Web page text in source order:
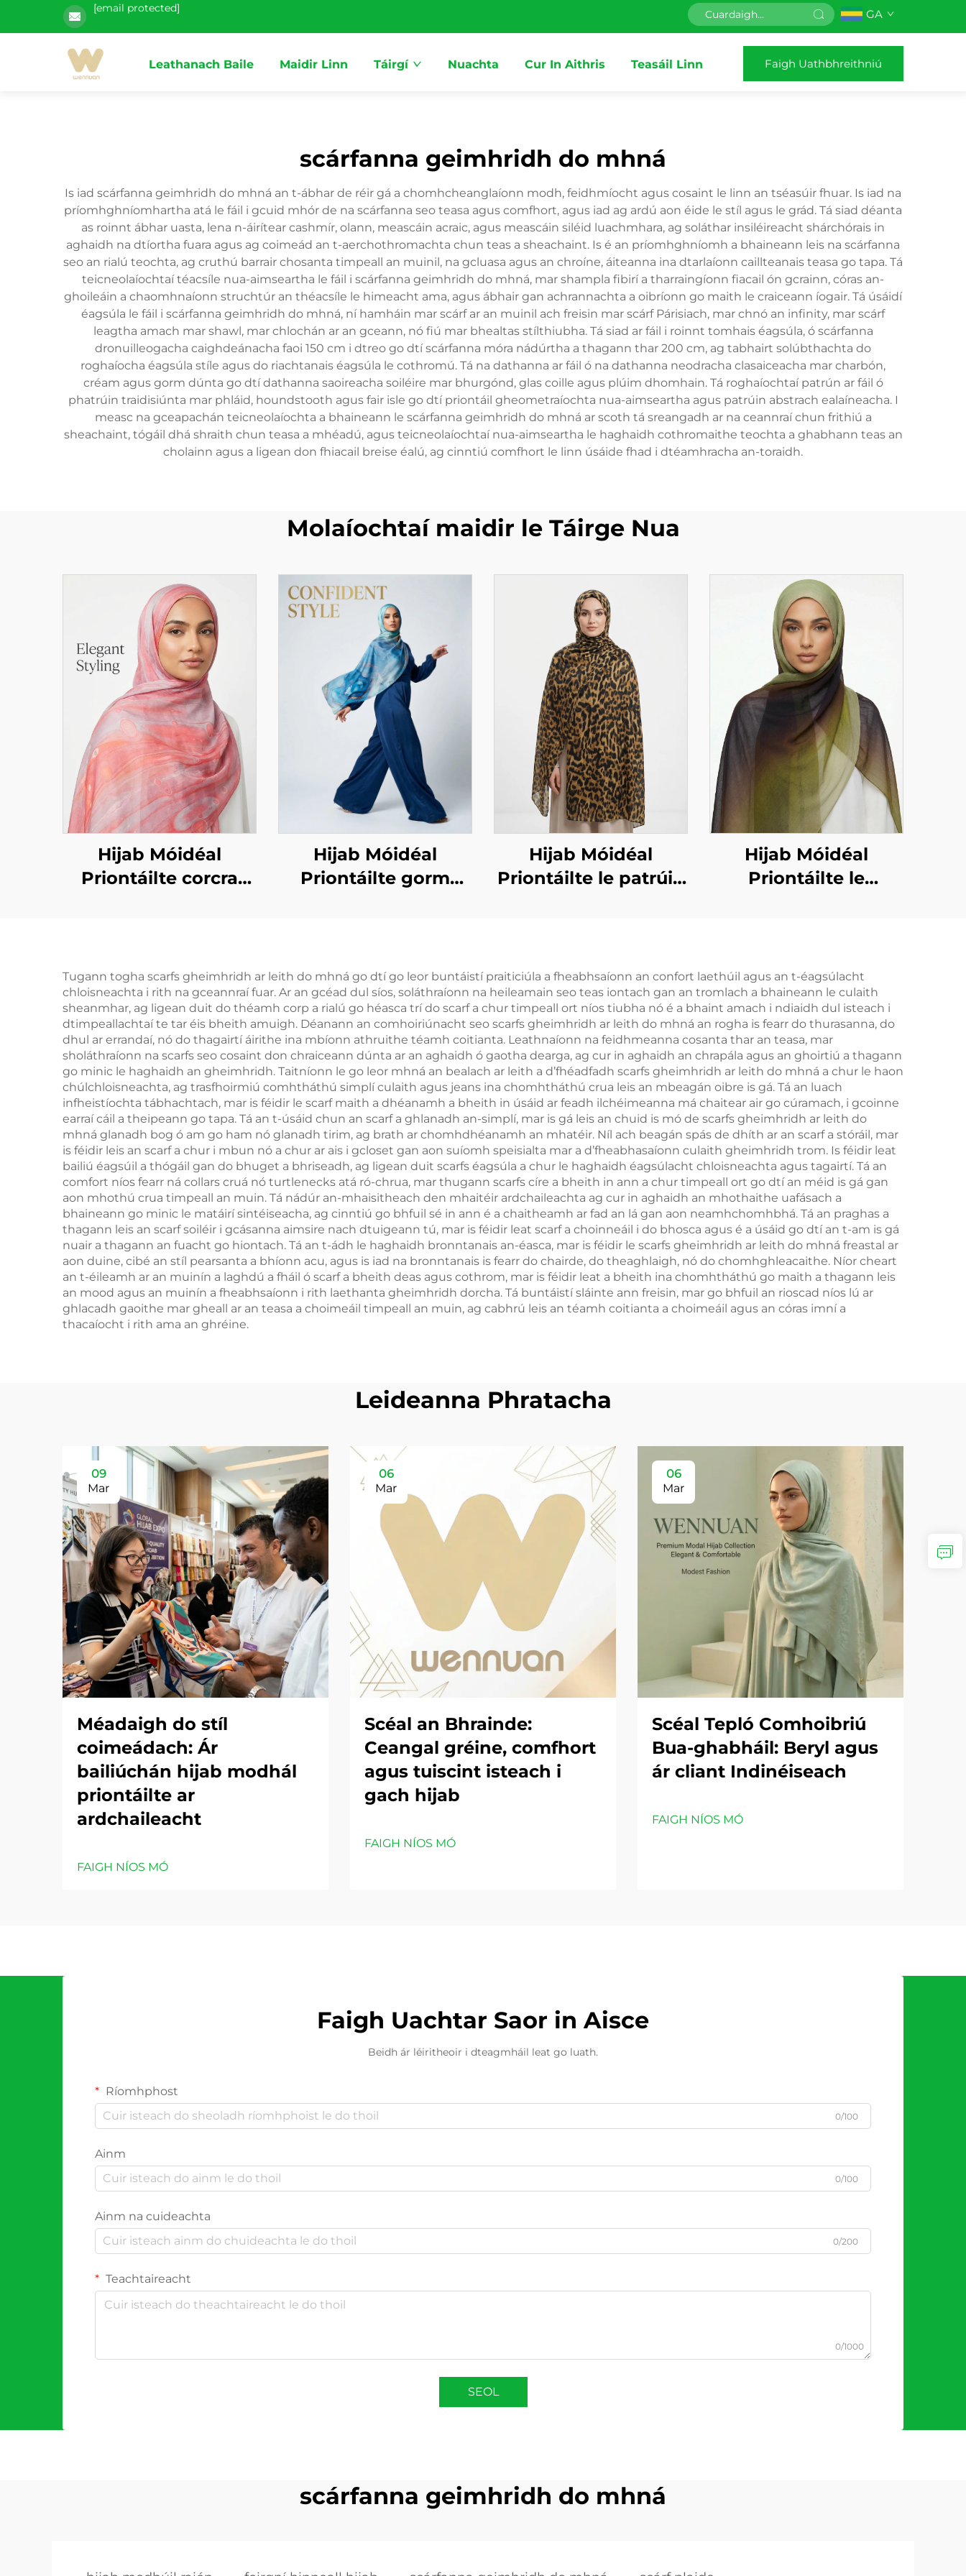
[email protected] GA
Leathanach Baile Maidir Linn Táirgí Nuachta Cur In Aithris Teasáil Linn Faigh Uathbhreithniú
scárfanna geimhridh do mhná
Is iad scárfanna geimhridh do mhná an t-ábhar de réir gá a chomhcheanglaíonn modh, feidhmíocht agus cosaint le linn an tséasúir fhuar. Is iad na
príomhghníomhartha atá le fáil i gcuid mhór de na scárfanna seo teasa agus comfhort, agus iad ag ardú aon éide le stíl agus le grád. Tá siad déanta
as roinnt ábhar uasta, lena n-áirítear cashmír, olann, meascáin acraic, agus meascáin siléid luachmhara, ag soláthar insiléireacht shárchórais in
aghaidh na dtíortha fuara agus ag coimeád an t-aerchothromachta chun teas a sheachaint. Is é an príomhghníomh a bhaineann leis na scárfanna
seo an rialú teochta, ag cruthú barrair chosanta timpeall an muinil, na gcluasa agus an chroíne, áiteanna ina dtarlaíonn caillteanais teasa go tapa. Tá
teicneolaíochtaí téacsíle nua-aimseartha le fáil i scárfanna geimhridh do mhná, mar shampla fibirí a tharraingíonn fiacail ón gcrainn, córas an-
ghoileáin a chaomhnaíonn struchtúr an théacsíle le himeacht ama, agus ábhair gan achrannachta a oibríonn go maith le craiceann íogair. Tá úsáidí
éagsúla le fáil i scárfanna geimhridh do mhná, ní hamháin mar scárf ar an muinil ach freisin mar scárf Párisiach, mar chnó an infinity, mar scárf
leagtha amach mar shawl, mar chlochán ar an gceann, nó fiú mar bhealtas stílthiubha. Tá siad ar fáil i roinnt tomhais éagsúla, ó scárfanna
dronuilleogacha caighdeánacha faoi 150 cm i dtreo go dtí scárfanna móra nádúrtha a thagann thar 200 cm, ag tabhairt solúbthachta do
roghaíocha éagsúla stíle agus do riachtanais éagsúla le cothromú. Tá na dathanna ar fáil ó na dathanna neodracha clasaiceacha mar charbón,
créam agus gorm dúnta go dtí dathanna saoireacha soiléire mar bhurgónd, glas coille agus plúim dhomhain. Tá roghaíochtaí patrún ar fáil ó
phatrúin traidisiúnta mar phláid, houndstooth agus fair isle go dtí priontáil gheometraíochta nua-aimseartha agus patrúin abstrach ealaíneacha. I
measc na gceapachán teicneolaíochta a bhaineann le scárfanna geimhridh do mhná ar scoth tá sreangadh ar na ceannraí chun frithiú a
sheachaint, tógáil dhá shraith chun teasa a mhéadú, agus teicneolaíochtaí nua-aimseartha le haghaidh cothromaithe teochta a ghabhann teas an
cholainn agus a ligean don fhiacail breise éalú, ag cinntiú comfhort le linn úsáide fhad i dtéamhracha an-toraidh.
Molaíochtaí maidir le Táirge Nua
Hijab Móidéal
Priontáilte corcra
Hijab Móidéal
Priontáilte gorm
Hijab Móidéal
Priontáilte le patrúin
Hijab Móidéal
Priontáilte le
Tugann togha scarfs gheimhridh ar leith do mhná go dtí go leor buntáistí praiticiúla a fheabhsaíonn an confort laethúil agus an t-éagsúlacht
chloisneachta i rith na gceannraí fuar. Ar an gcéad dul síos, soláthraíonn na heileamain seo teas iontach gan an tromlach a bhaineann le culaith
sheanmhar, ag ligean duit do théamh corp a rialú go héasca trí do scarf a chur timpeall ort níos tiubha nó é a bhaint amach i ndiaidh dul isteach i
dtimpeallachtaí te tar éis bheith amuigh. Déanann an comhoiriúnacht seo scarfs gheimhridh ar leith do mhná an rogha is fearr do thurasanna, do
dhul ar errandaí, nó do thagairtí áirithe ina mbíonn athruithe téamh coitianta. Leathnaíonn na feidhmeanna cosanta thar an teasa, mar
sholáthraíonn na scarfs seo cosaint don chraiceann dúnta ar an aghaidh ó gaotha dearga, ag cur in aghaidh an chrapála agus an ghoirtiú a thagann
go minic le haghaidh an gheimhridh. Taitníonn le go leor mhná an bealach ar leith a d’fhéadfadh scarfs gheimhridh ar leith do mhná a chur le haon
chúlchloisneachta, ag trasfhoirmiú comhtháthú simplí culaith agus jeans ina chomhtháthú crua leis an mbeagán oibre is gá. Tá an luach
infheistíochta tábhachtach, mar is féidir le scarf maith a dhéanamh a bheith in úsáid ar feadh ilchéimeanna má chaitear air go cúramach, i gcoinne
earraí cáil a theipeann go tapa. Tá an t-úsáid chun an scarf a ghlanadh an-simplí, mar is gá leis an chuid is mó de scarfs gheimhridh ar leith do
mhná glanadh bog ó am go ham nó glanadh tirim, ag brath ar chomhdhéanamh an mhatéir. Níl ach beagán spás de dhíth ar an scarf a stóráil, mar
is féidir leis an scarf a chur i mbun nó a chur ar ais i gcloset gan aon suíomh speisialta mar a d’fheabhasaíonn culaith gheimhridh trom. Is féidir leat
bailiú éagsúil a thógáil gan do bhuget a bhriseadh, ag ligean duit scarfs éagsúla a chur le haghaidh éagsúlacht chloisneachta agus tagairtí. Tá an
comfort níos fearr ná collars cruá nó turtlenecks atá ró-chrua, mar thugann scarfs círe a bheith in ann a chur timpeall ort go dtí an méid is gá gan
aon mhothú crua timpeall an muin. Tá nádúr an-mhaisitheach den mhaitéir ardchaileachta ag cur in aghaidh an mhothaithe uafásach a
bhaineann go minic le matáirí sintéiseacha, ag cinntiú go bhfuil sé in ann é a chaitheamh ar fad an lá gan aon neamhchomhbhá. Tá an praghas a
thagann leis an scarf soiléir i gcásanna aimsire nach dtuigeann tú, mar is féidir leat scarf a choinneáil i do bhosca agus é a úsáid go dtí an t-am is gá
nuair a thagann an fuacht go hiontach. Tá an t-ádh le haghaidh bronntanais an-éasca, mar is féidir le scarfs gheimhridh ar leith do mhná freastal ar
aon duine, cibé an stíl pearsanta a bhíonn acu, agus is iad na bronntanais is fearr do chairde, do theaghlaigh, nó do chomhghleacaithe. Níor cheart
an t-éileamh ar an muinín a laghdú a fháil ó scarf a bheith deas agus cothrom, mar is féidir leat a bheith ina chomhtháthú go maith a thagann leis
an mood agus an muinín a fheabhsaíonn i rith laethanta gheimhridh dorcha. Tá buntáistí sláinte ann freisin, mar go bhfuil an rioscad níos lú ar
ghlacadh gaoithe mar gheall ar an teasa a choimeáil timpeall an muin, ag cabhrú leis an téamh coitianta a choimeáil agus an córas imní a
thacaíocht i rith ama an ghréine.
Leideanna Phratacha
09
Mar
Méadaigh do stíl
coimeádach: Ár
bailiúchán hijab modhál
priontáilte ar
ardchaileacht
FAIGH NÍOS MÓ
06
Mar
Scéal an Bhrainde:
Ceangal gréine, comfhort
agus tuiscint isteach i
gach hijab
FAIGH NÍOS MÓ
06
Mar
Scéal Tepló Comhoibriú
Bua-ghabháil: Beryl agus
ár cliant Indinéiseach
FAIGH NÍOS MÓ
Faigh Uachtar Saor in Aisce
Beidh ár léiritheoir i dteagmháil leat go luath.
Ríomhphost
0/100
Ainm
0/100
Ainm na cuideachta
0/200
Teachtaireacht
0/1000
SEOL
scárfanna geimhridh do mhná